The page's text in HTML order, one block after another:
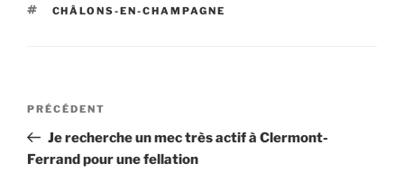
ÉTIQUETTES
CHÂLONS-EN-CHAMPAGNE
Navigation
l’article
Article
précédent
PRÉCÉDENT
Je recherche un mec très actif à Clermont-
Ferrand pour une fellation